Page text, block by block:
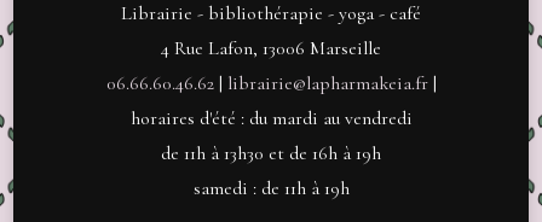
Librairie - bibliothérapie - yoga - café
4 Rue Lafon, 13006 Marseille
06.66.60.46.62| librairie@lapharmakeia.fr|
horaires d'été : du mardi au vendredi
de 11h à 13h30 et de 16h à 19h
samedi : de 11h à 19h